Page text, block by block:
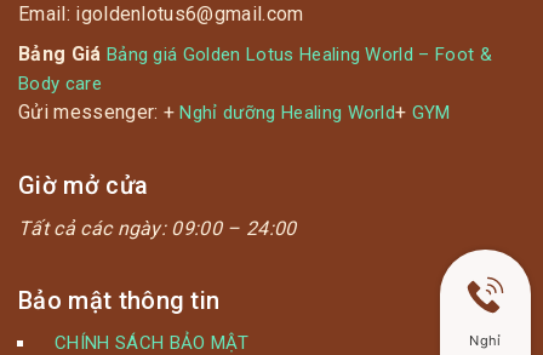
Email: igoldenlotus6@gmail.com
Bảng Giá Bảng giá Golden Lotus Healing World – Foot &
Body care
Gửi messenger: +Nghỉ dưỡng Healing World+ GYM
Giờ mở cửa
Tất cả các ngày: 09:00 – 24:00
Bảo mật thông tin
CHÍNH SÁCH BẢO MẬT
Nghỉ